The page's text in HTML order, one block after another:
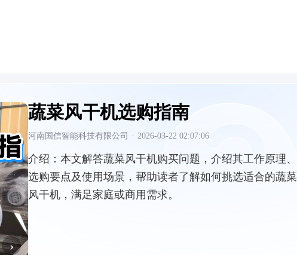
›
蔬菜风干机选购指南
河南国信智能科技有限公司 · 2026-03-22 02:07:06
介绍： 本文解答蔬菜风干机购买问题，介绍其工作原理、
选购要点及使用场景，帮助读者了解如何挑选适合的蔬菜
风干机，满足家庭或商用需求。